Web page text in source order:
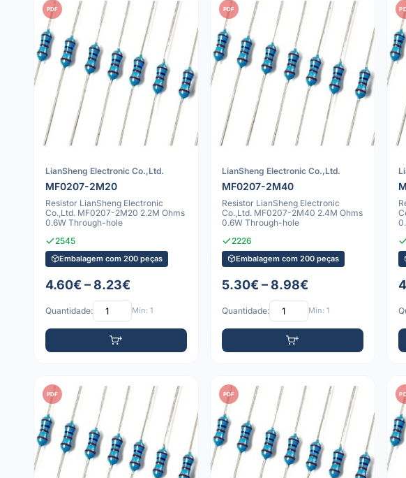
PDF
LianSheng Electronic Co.,Ltd.
MF0207-2M20
Resistor LianSheng Electronic
Co.,Ltd. MF0207-2M20 2.2M Ohms
0.6W Through-hole
2545
Embalagem com 200 peças
4.60€ – 8.23€
Quantidade: Mín: 1
PDF
LianSheng Electronic Co.,Ltd.
MF0207-2M40
Resistor LianSheng Electronic
Co.,Ltd. MF0207-2M40 2.4M Ohms
0.6W Through-hole
2226
Embalagem com 200 peças
5.30€ – 8.98€
Quantidade: Mín: 1
PDF PDF